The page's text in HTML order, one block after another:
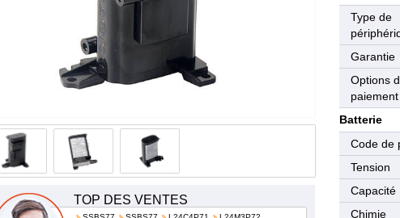
TOP DES VENTES
Type de
Garantie
Options
paiement
Batterie
Code de
Tension
Capacité
Chimie